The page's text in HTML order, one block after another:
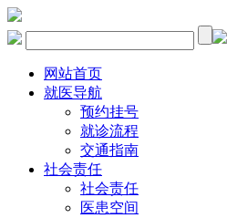
网站首页
就医导航
预约挂号
就诊流程
交通指南
社会责任
社会责任
医患空间